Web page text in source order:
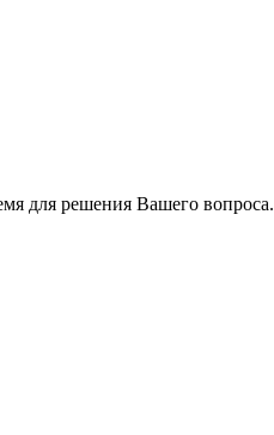
для решения Вашего вопроса.